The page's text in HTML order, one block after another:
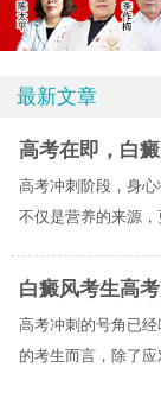
最新文章
高考在即，白
高考冲刺阶段，身
不仅是营养的来源
白癜风考生高
高考冲刺的号角已
的考生而言，除了